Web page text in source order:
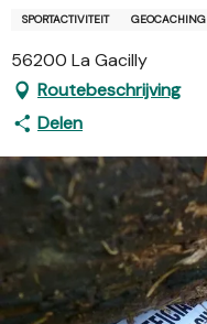
SPORTACTIVITEIT GEOCACHING
56200 La Gacilly
Routebeschrijving
Delen